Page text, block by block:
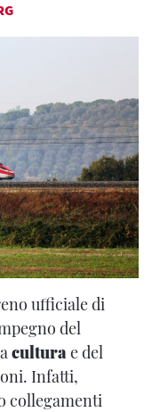
ufficiale di
del
culturae del
Infatti,
collegamenti